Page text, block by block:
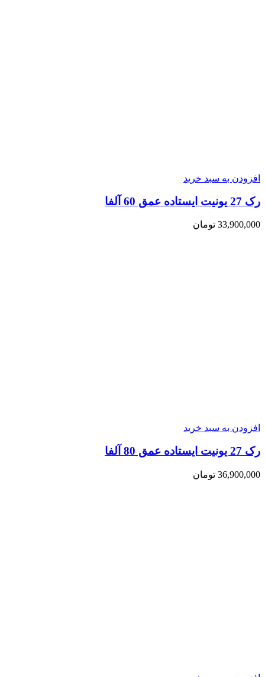
افزودن به سبد خرید
رک 27 یونیت ایستاده عمق 60 آلفا
33,900,000 تومان
افزودن به سبد خرید
رک 27 یونیت ایستاده عمق 80 آلفا
36,900,000 تومان